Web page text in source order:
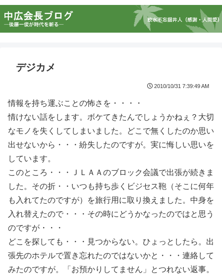
デジカメ
2010/10/31 7:39:49 AM
情報を持ち運ぶことの怖さを・・・・
情けない話をします。ボケてきたんでしょうかねぇ？大切
なモノを失くしてしまいました。どこで無くしたのか思い
出せないから・・・紛失したのですが。実に悔しい思いを
しています。
このところ・・・ＪＬＡＡのブロック会議で出張が続きま
した。その折・・いつも持ち歩くビジセス鞄（そこに何年
も入れてたのですが）を旅行用に取り換えました。中身を
入れ替えたので・・・その時にどうかなったのではと思う
のですが・・・
どこを探しても・・・見つからない。ひょっとしたら。出
張先のホテルで置き忘れたのではないかと・・・連絡して
みたのですが。「お預かりしてません」とつれない返事。